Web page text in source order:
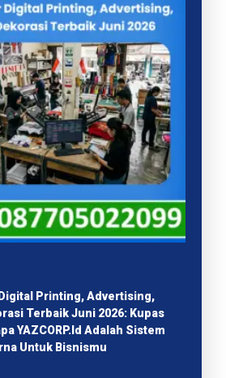
Printing, Advertising,
Terbaik Juni 2026: Kupas
YAZCORP.id Adalah Sistem
Untuk Bisnismu